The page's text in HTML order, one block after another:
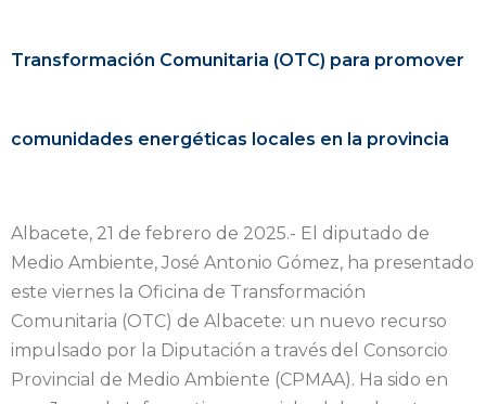
Transformación Comunitaria (OTC) para promover
comunidades energéticas locales en la provincia
Albacete, 21 de febrero de 2025.- El diputado de
Medio Ambiente, José Antonio Gómez, ha presentado
este viernes la Oficina de Transformación
Comunitaria (OTC) de Albacete: un nuevo recurso
impulsado por la Diputación a través del Consorcio
Provincial de Medio Ambiente (CPMAA). Ha sido en